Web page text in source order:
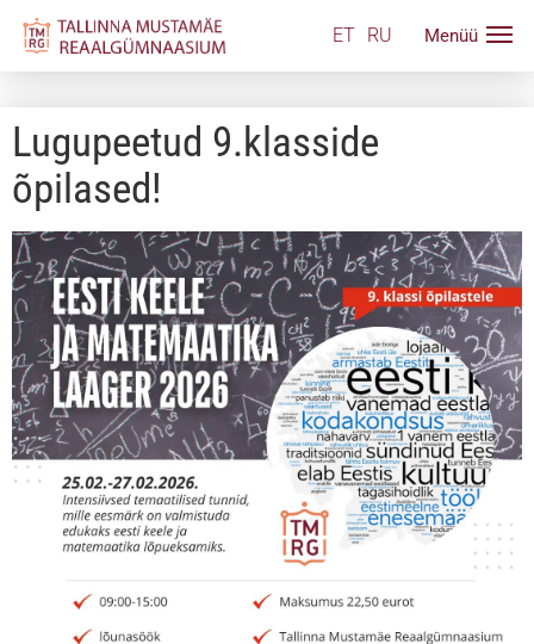
ET RU
Lugupeetud 9.klasside
õpilased!